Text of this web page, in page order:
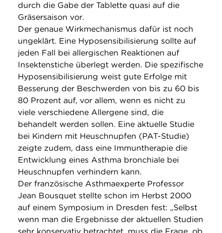
durch die Gabe der Tablette quasi auf die
Gräsersaison vor.
Der genaue Wirkmechanismus dafür ist noch
ungeklärt. Eine Hyposensibilisierung sollte auf
jeden Fall bei allergischen Reaktionen auf
Insektenstiche überlegt werden. Die spezifische
Hyposensibilisierung weist gute Erfolge mit
Besserung der Beschwerden von bis zu 60 bis
80 Prozent auf, vor allem, wenn es nicht zu
viele verschiedene Allergene sind, die
behandelt werden sollen. Eine aktuelle Studie
bei Kindern mit Heuschnupfen (PAT-Studie)
zeigte zudem, dass eine Immuntherapie die
Entwicklung eines Asthma bronchiale bei
Heuschnupfen verhindern kann.
Der französische Asthmaexperte Professor
Jean Bousquet stellte schon im Herbst 2000
auf einem Symposium in Dresden fest: „Selbst
wenn man die Ergebnisse der aktuellen Studien